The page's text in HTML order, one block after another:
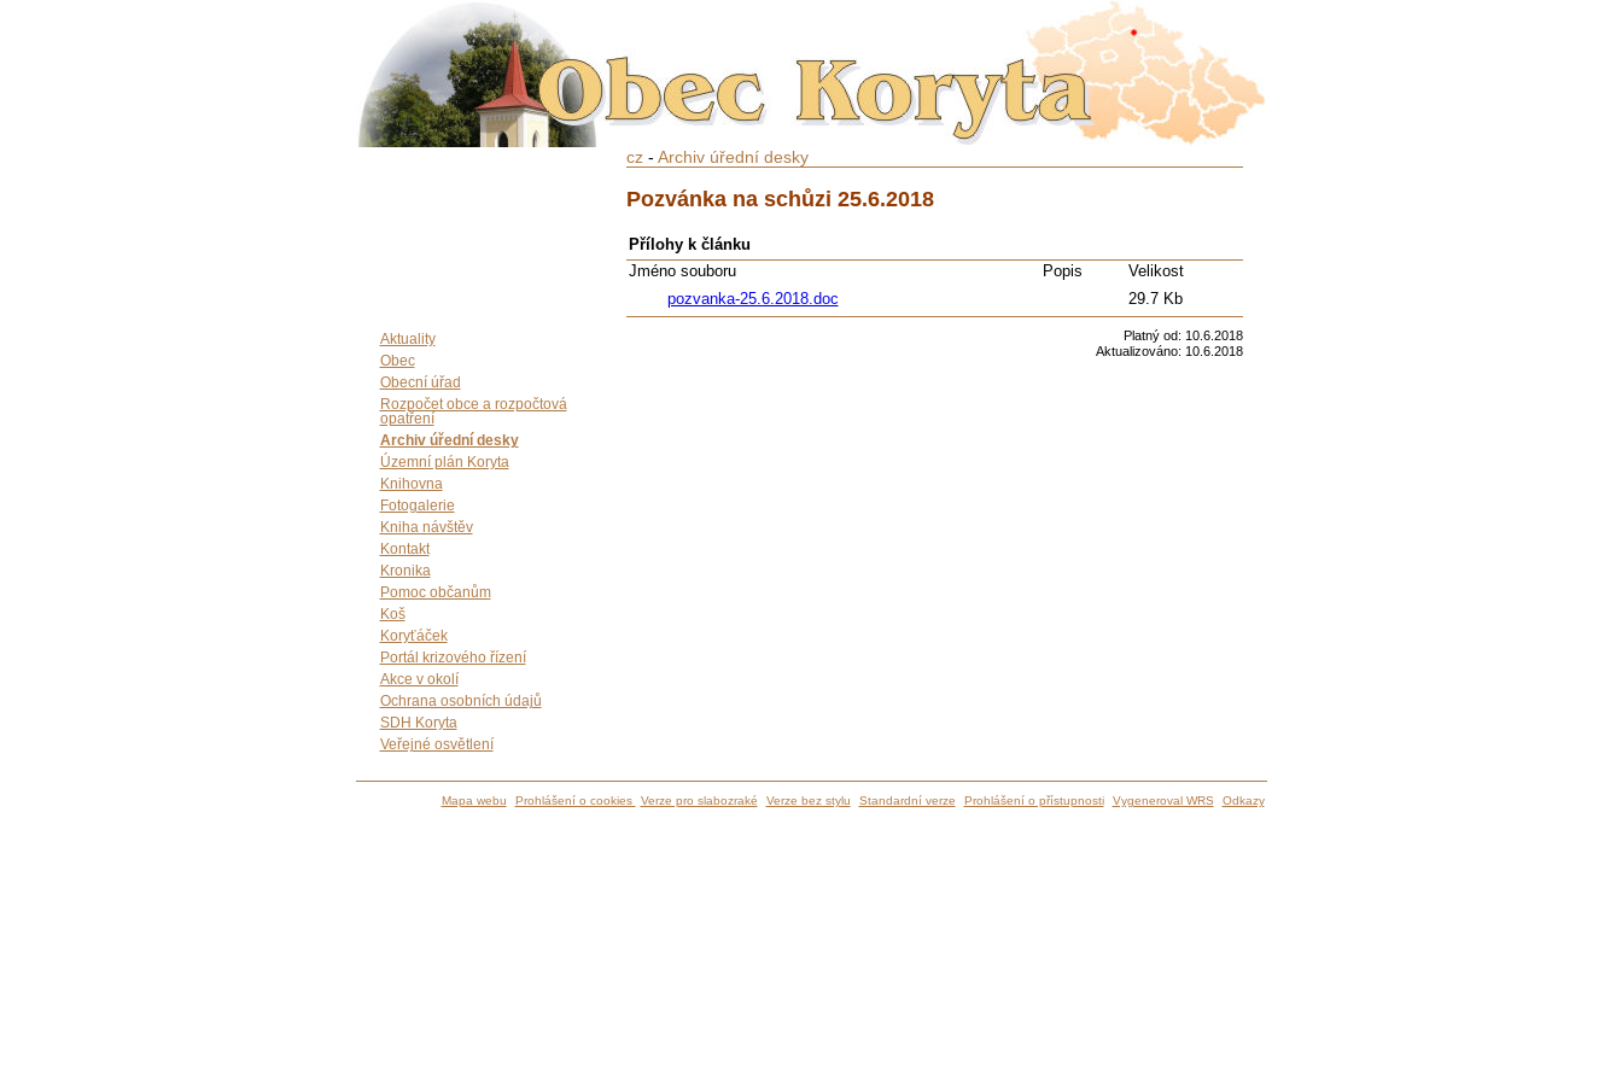
Aktuality
Obec
Obecní úřad
Rozpočet obce a rozpočtová
opatření
Archiv úřední desky
Územní plán Koryta
Knihovna
Fotogalerie
Kniha návštěv
Kontakt
Kronika
Pomoc občanům
Koš
Koryťáček
Portál krizového řízení
Akce v okolí
Ochrana osobních údajů
SDH Koryta
Veřejné osvětlení
cz- Archiv úřední desky
Pozvánka na schůzi 25.6.2018
Přílohy k článku
Jméno souboru
Popis
Velikost
pozvanka-25.6.2018.doc
29.7 Kb
Platný od: 10.6.2018
Aktualizováno: 10.6.2018
Mapa webu Prohlášení o cookies Verze pro slabozraké Verze bez stylu Standardní verze Prohlášení o přístupnosti Vygeneroval WRS Odkazy